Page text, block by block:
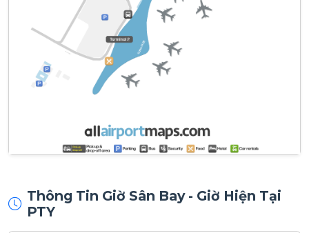
Thông Tin Giờ Sân Bay - Giờ Hiện Tại
PTY